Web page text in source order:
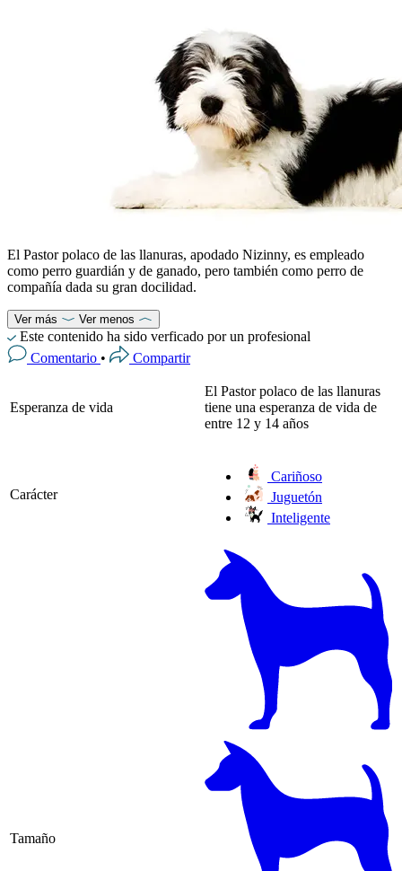
El Pastor polaco de las llanuras, apodado Nizinny, es empleado
como perro guardián y de ganado, pero también como perro de
compañía dada su gran docilidad.
Ver más Ver menos
Este contenido ha sido verficado por un profesional
Comentario • Compartir
Esperanza de vida
El Pastor polaco de las llanuras
tiene una esperanza de vida de
entre 12 y 14 años
Carácter
Cariñoso
Juguetón
Inteligente
Tamaño